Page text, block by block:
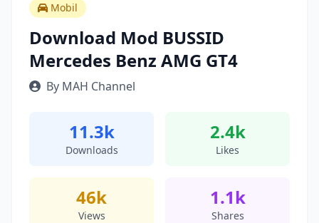
Mobil
Download Mod BUSSID
Mercedes Benz AMG GT4
By MAH Channel
11.3k
Downloads
2.4k
Likes
46k
Views
1.1k
Shares